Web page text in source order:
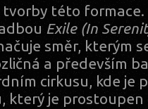
této formace.
Exile (In
směr, kterým
a především
cirkusu, kde je
který je